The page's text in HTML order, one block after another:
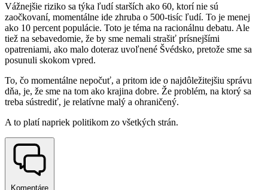
Vážnejšie riziko sa týka ľudí starších ako 60, ktorí nie sú
zaočkovaní, momentálne ide zhruba o 500-tisíc ľudí. To je menej
ako 10 percent populácie. Toto je téma na racionálnu debatu. Ale
tiež na sebavedomie, že by sme nemali strašiť prísnejšími
opatreniami, ako malo doteraz uvoľnené Švédsko, pretože sme sa
posunuli skokom vpred.
To, čo momentálne nepočuť, a pritom ide o najdôležitejšiu správu
dňa, je, že sme na tom ako krajina dobre. Že problém, na ktorý sa
treba sústrediť, je relatívne malý a ohraničený.
A to platí napriek politikom zo všetkých strán.
Komentáre